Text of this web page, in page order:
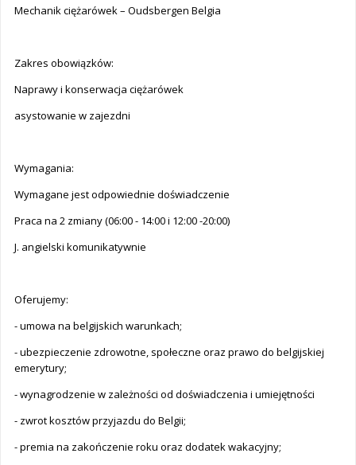
Mechanik ciężarówek – Oudsbergen Belgia
Zakres obowiązków:
Naprawy i konserwacja ciężarówek
asystowanie w zajezdni
Wymagania:
Wymagane jest odpowiednie doświadczenie
Praca na 2 zmiany (06:00 - 14:00 i 12:00 -20:00)
J. angielski komunikatywnie
Oferujemy:
- umowa na belgijskich warunkach;
- ubezpieczenie zdrowotne, społeczne oraz prawo do belgijskiej
emerytury;
- wynagrodzenie w zależności od doświadczenia i umiejętności
- zwrot kosztów przyjazdu do Belgii;
- premia na zakończenie roku oraz dodatek wakacyjny;